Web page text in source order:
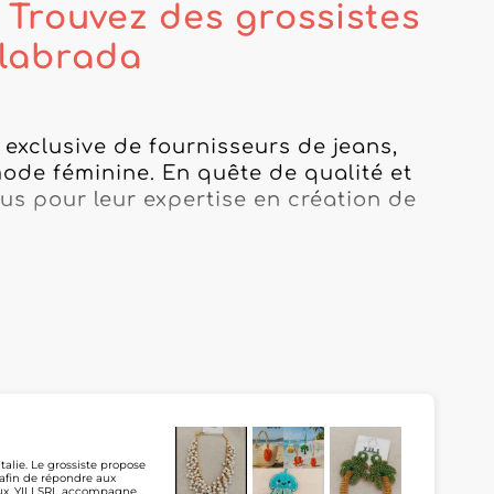
des grossistes
de fournisseurs de jeans,
féminine. En quête de qualité et
pour leur expertise en création de
vous bénéficiez non seulement d'une
fiable et éthique. Que vous
Le grossiste propose
de répondre aux